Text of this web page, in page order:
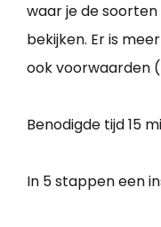
waar je de
bekijken. Er is
ook voorwaarden
Benodigde tijd15
In 5 stappen een